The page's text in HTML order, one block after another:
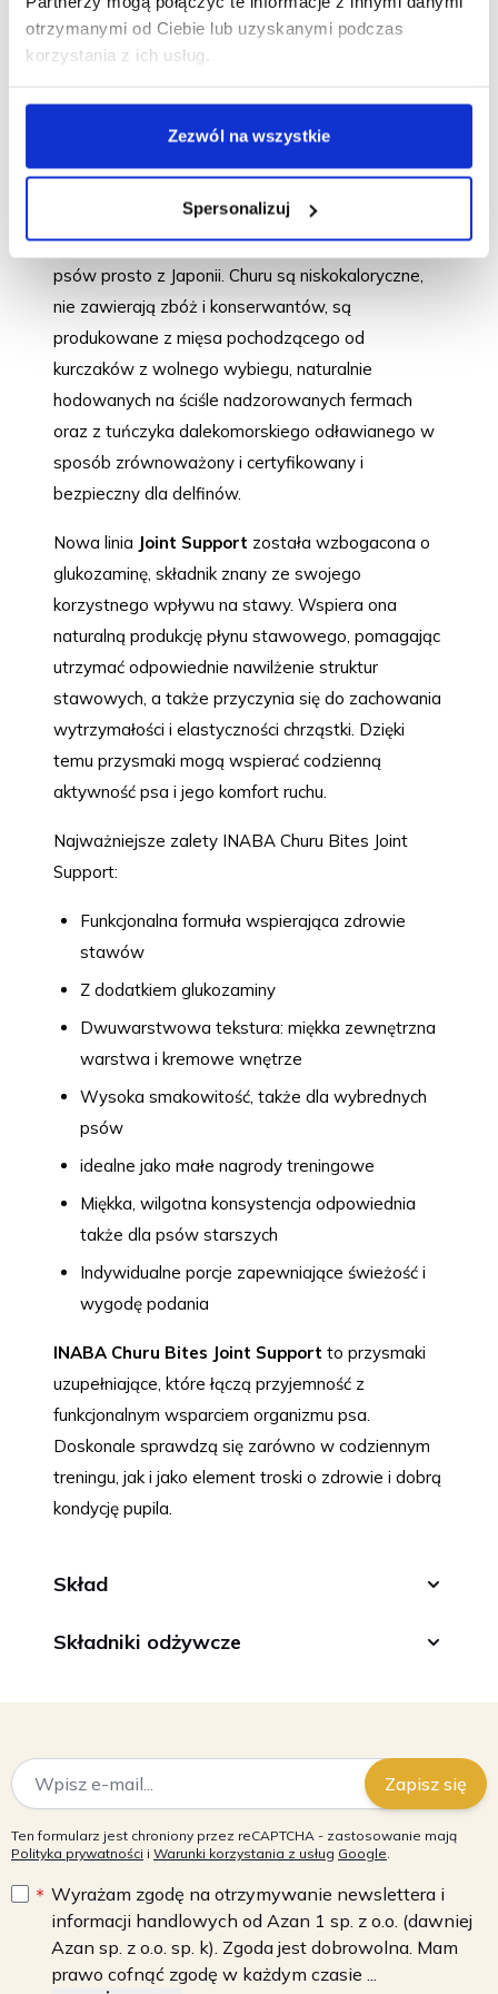
otrzymanymi od Ciebie lub uzyskanymi podczas
korzystania z ich usług.
Zezwól na wszystkie
Spersonalizuj
uzupełniające, które łączą przyjemność z funkcjonalnym
wsparciem organizmu psa. Doskonale sprawdzą się
zarówno w codziennym treningu, jak i jako element troski o
podanie bez odrywania psa od wykonywanego
zadania. To idealne rozwiązanie zarówno dla
mniejszych ras, jak i psów starszych lub z
wrażliwym uzębieniem. Dodatkowym atutem jest
praktyczne porcjowanie - przysmaki pakowane są
w mniejsze saszetki, co ułatwia zachowanie
Unikalne kremowe smakołykiChuru Bitesdla
psów prosto z Japonii. Churu są niskokaloryczne,
nie zawierają zbóż i konserwantów, są
produkowane z mięsa pochodzącego od
kurczaków z wolnego wybiegu, naturalnie
hodowanych na ściśle nadzorowanych fermach
oraz z tuńczyka dalekomorskiego odławianego w
sposób zrównoważony i certyfikowany i
bezpieczny dla delfinów.
Nowa linia Joint Support została wzbogacona o
glukozaminę, składnik znany ze swojego
korzystnego wpływu na stawy. Wspiera ona
naturalną produkcję płynu stawowego, pomagając
utrzymać odpowiednie nawilżenie struktur
stawowych, a także przyczynia się do zachowania
wytrzymałości i elastyczności chrząstki. Dzięki
temu przysmaki mogą wspierać codzienną
aktywność psa i jego komfort ruchu.
Najważniejsze zalety INABA Churu Bites Joint
Support:
Funkcjonalna formuła wspierająca zdrowie
stawów
Z dodatkiem glukozaminy
Dwuwarstwowa tekstura: miękka zewnętrzna
warstwa i kremowe wnętrze
Wysoka smakowitość, także dla wybrednych
psów
idealne jako małe nagrody treningowe
Miękka, wilgotna konsystencja odpowiednia
także dla psów starszych
Indywidualne porcje zapewniające świeżość i
wygodę podania
INABA Churu Bites Joint Support to przysmaki
uzupełniające, które łączą przyjemność z
funkcjonalnym wsparciem organizmu psa.
Doskonale sprawdzą się zarówno w codziennym
treningu, jak i jako element troski o zdrowie i dobrą
kondycję pupila.
Skład
Składniki odżywcze
Adres e-mail
Zapisz się
Ten formularz jest chroniony przez reCAPTCHA - zastosowanie mają
Polityka prywatności i Warunki korzystania z usług Google.
Wyrażam zgodę na otrzymywanie newslettera i
informacji handlowych od Azan 1 sp. z o.o. (dawniej
Azan sp. z o.o. sp. k). Zgoda jest dobrowolna. Mam
prawo cofnąć zgodę w każdym czasie ...